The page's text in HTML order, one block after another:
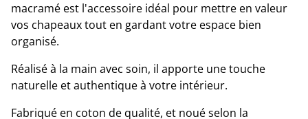
macramé est l'accessoire idéal pour mettre en valeur
vos chapeaux tout en gardant votre espace bien
organisé.
Réalisé à la main avec soin, il apporte une touche
naturelle et authentique à votre intérieur.
Fabriqué en coton de qualité, et noué selon la